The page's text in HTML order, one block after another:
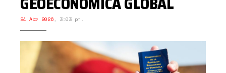
24 Abr 2026, 3:03 pm.